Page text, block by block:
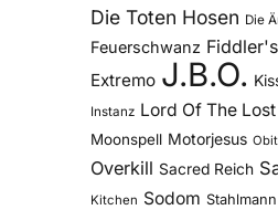
Die Toten Hosen Die
Feuerschwanz
Extremo J.B.O.
Instanz Lord Of The Lost
Moonspell Motorjesus
Overkill Sacred Reich
Kitchen Sodom Stahlmann